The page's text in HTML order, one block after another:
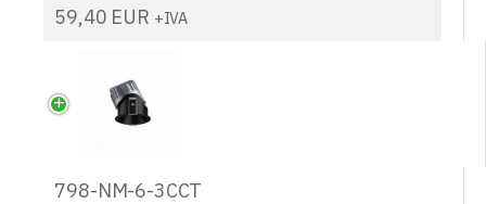
59,40 EUR +IVA
798-NM-6-3CCT